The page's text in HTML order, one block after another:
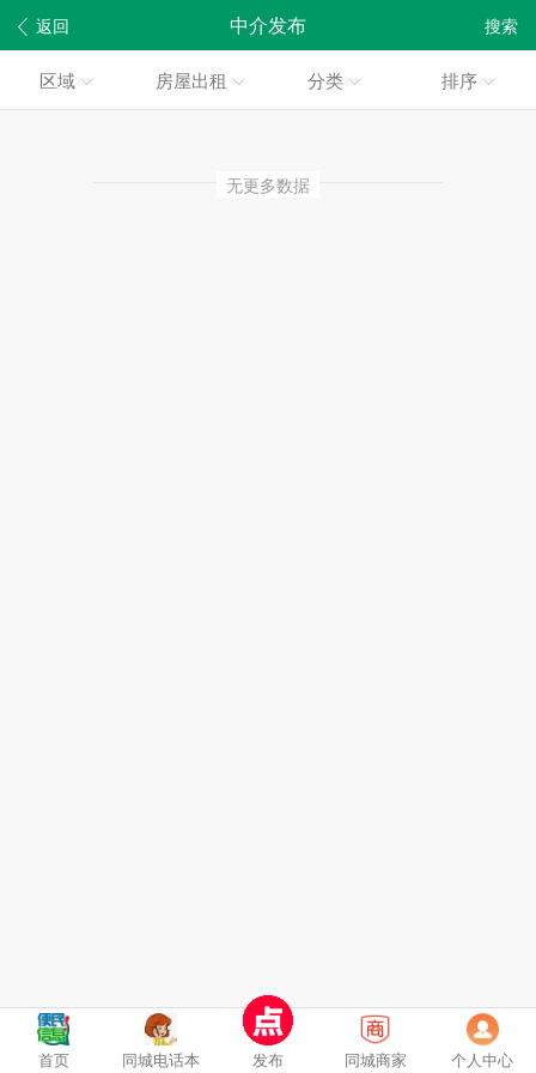
返回 搜索
中介发布
区域 房屋出租 分类 排序
无更多数据
首页 同城电话本 发布 同城商家 个人中心